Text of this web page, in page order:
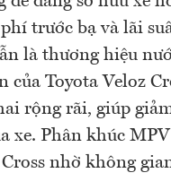
trước bạ và lãi
là thương hiệu
Toyota Veloz
rộng rãi, giúp
xe. Phân khúc
nhờ không